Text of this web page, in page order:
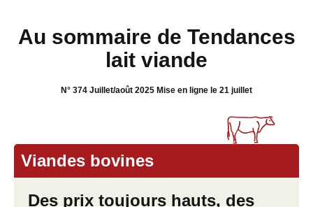
Au sommaire de Tendances
lait viande
N° 374 Juillet/août 2025 Mise en ligne le 21 juillet
Viandes bovines
Des prix toujours hauts, des